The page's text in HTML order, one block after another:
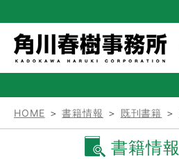
HOME ＞書籍情報 ＞ 既刊書籍 ＞
書籍情報